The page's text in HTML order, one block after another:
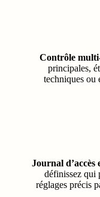
Contrôle
principales,
techniques ou
Journal d’accès
définissez qui
réglages précis